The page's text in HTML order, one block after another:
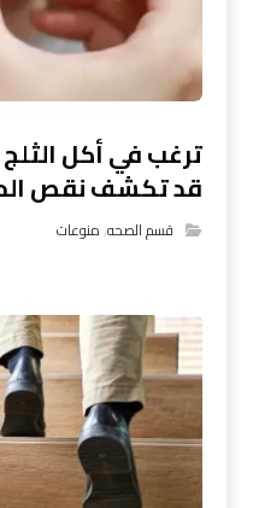
ترغب في أكل
قد تكشف نقص
قسم الصحه,منوعات